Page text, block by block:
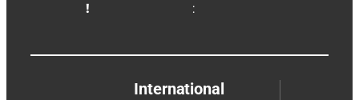
!
:
International